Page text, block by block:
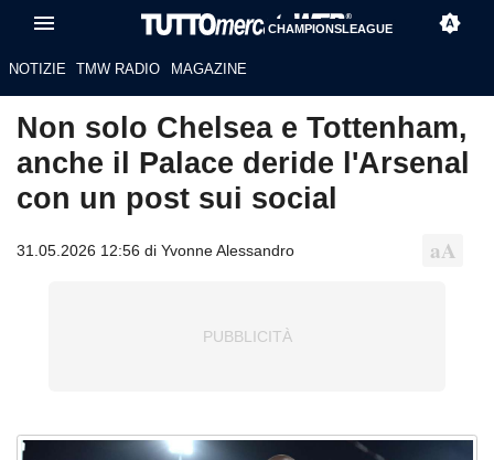
CHAMPIONSLEAGUE
NOTIZIE TMW RADIO MAGAZINE
Non solo Chelsea e Tottenham,
anche il Palace deride l'Arsenal
con un post sui social
31.05.2026 12:56 di Yvonne Alessandro